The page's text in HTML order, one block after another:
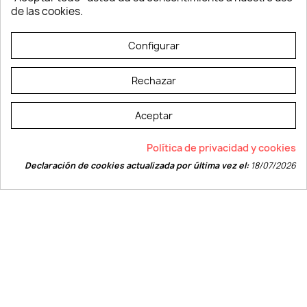
Vestuario laboral
© LEVELPRINT - 2026
La página dispone de código accesible según las normas dictadas por la
W3C
de las cookies.
Configurar
Rechazar
Aceptar
Política de privacidad y cookies
Declaración de cookies actualizada por última vez el:18/07/2026